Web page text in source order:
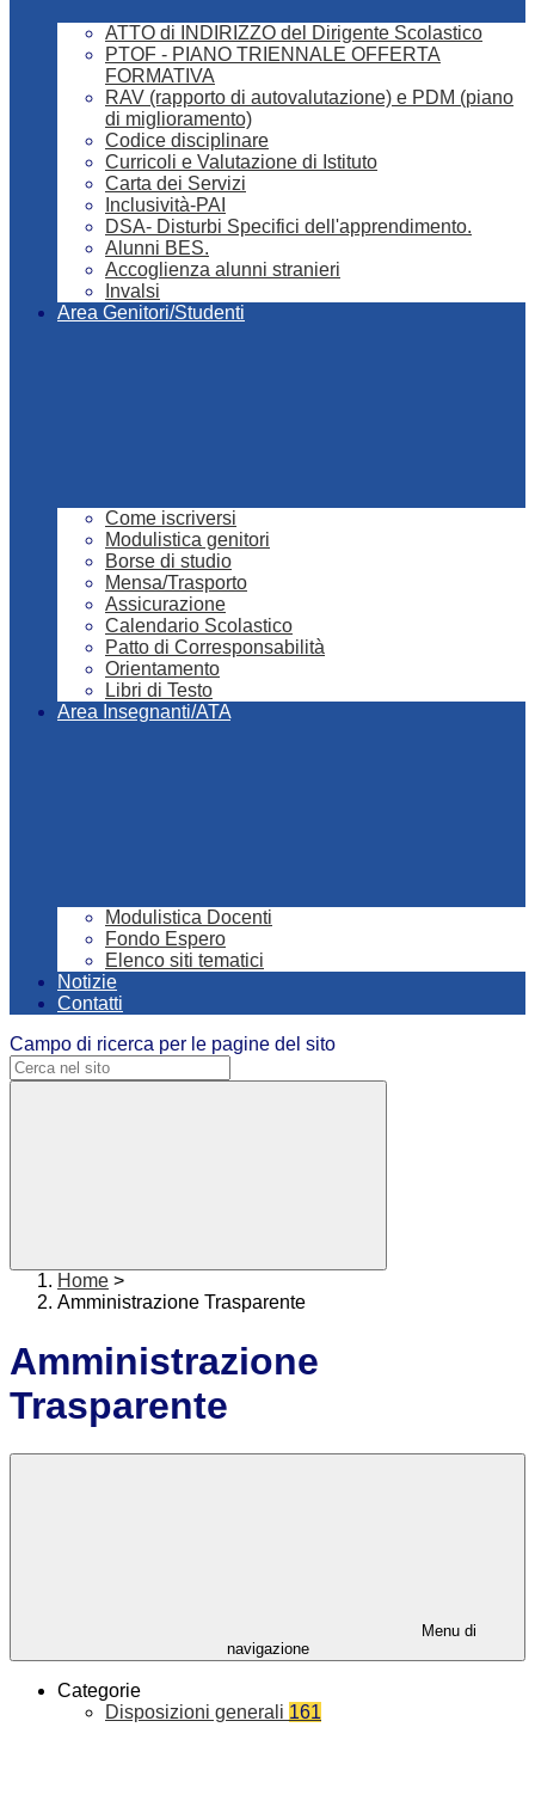
ATTO di INDIRIZZO del Dirigente Scolastico
PTOF - PIANO TRIENNALE OFFERTA
FORMATIVA
RAV (rapporto di autovalutazione) e PDM (piano
di miglioramento)
Codice disciplinare
Curricoli e Valutazione di Istituto
Carta dei Servizi
Inclusività-PAI
DSA- Disturbi Specifici dell'apprendimento.
Alunni BES.
Accoglienza alunni stranieri
Invalsi
Area Genitori/Studenti
Come iscriversi
Modulistica genitori
Borse di studio
Mensa/Trasporto
Assicurazione
Calendario Scolastico
Patto di Corresponsabilità
Orientamento
Libri di Testo
Area Insegnanti/ATA
Modulistica Docenti
Fondo Espero
Elenco siti tematici
Notizie
Contatti
Campo di ricerca per le pagine del sito
Home >
Amministrazione Trasparente
Amministrazione
Trasparente
Menu di
navigazione
Categorie
Disposizioni generali 161